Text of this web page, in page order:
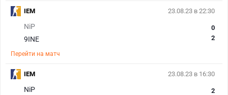
23.08.23 в 22:30
NiP
9INE
0
2
Перейти на матч
IEM
23.08.23 в 16:30
NiP
2
IEM